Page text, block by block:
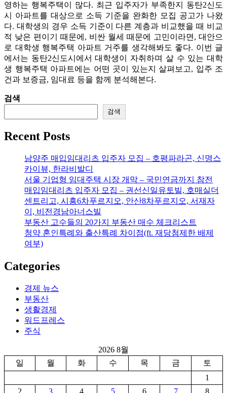
영하는 행복주택이 많다. 최근 입주자가 부족한지 동탄2신도
시 아파트를 대상으로 소득 기준을 완화한 모집 공고가 나왔
다. 대학생의 경우 소득 기준이 다른 계층과 비교했을 때 비교
적 낮은 편이기 때문에, 비싼 월세 때문에 고민이라면, 대안으
로 대학생 행복주택 아파트 거주를 생각해봐도 좋다. 이번 글
에서는 동탄2신도시에서 대학생이 자취하며 살 수 있는 대학
생 행복주택 아파트에는 어떤 곳이 있는지 살펴보고, 입주 조
건과 보증금, 임대료 등을 함께 분석해본다.
검색
검색
Recent Posts
남양주 매입임대리츠 입주자 모집 – 호평파라곤, 신명스
카이뷰, 한라비발디
서울 기업형 임대주택 시장 개막 – 국민연금까지 참전
매입임대리츠 입주자 모집 – 권선신일유토빌, 호매실더
센트리고, 시흥6차푸르지오, 안산8차푸르지오, 서재자
이, 비전경남아너스빌
부동산 고수들의 20가지 부동산 매수 체크리스트
청약 혼인특례와 출산특례 차이점(ft. 재당첨제한 배제
여부)
Categories
경제 뉴스
부동산
생활경제
워드프레스
주식
2026 8월
일
월 화 수 목 금
토
1
2
3 4 5 6 7 8